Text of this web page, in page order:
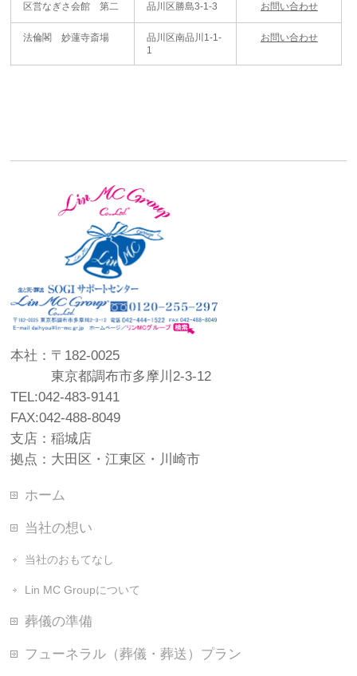
区営なぎさ会館 第二 品川区勝島3-1-3 お問い合わせ
法倫閣 妙蓮寺斎場
品川区南品川1-1-
1
お問い合わせ
本社：〒182-0025
東京都調布市多摩川2-3-12
TEL:042-483-9141
FAX:042-488-8049
支店：稲城店
拠点：大田区・江東区・川崎市
ホーム
当社の想い
当社のおもてなし
Lin MC Groupについて
葬儀の準備
フューネラル（葬儀・葬送）プラン